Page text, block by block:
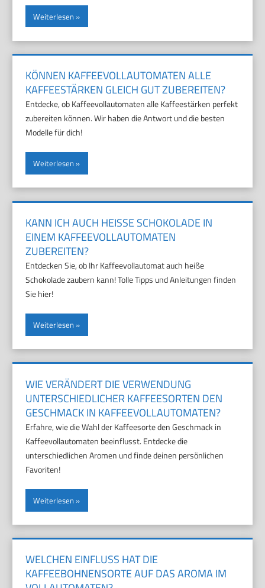
Weiterlesen
KÖNNEN KAFFEEVOLLAUTOMATEN ALLE
KAFFEESTÄRKEN GLEICH GUT ZUBEREITEN?
Entdecke, ob Kaffeevollautomaten alle Kaffeestärken perfekt
zubereiten können. Wir haben die Antwort und die besten
Modelle für dich!
Weiterlesen
KANN ICH AUCH HEISSE SCHOKOLADE IN E
INEM KAFFEEVOLLAUTOMATEN Z
UBEREITEN?
Entdecken Sie, ob Ihr Kaffeevollautomat auch heiße
Schokolade zaubern kann! Tolle Tipps und Anleitungen finden
Sie hier!
Weiterlesen
WIE VERÄNDERT DIE VERWENDUNG
UNTERSCHIEDLICHER KAFFEESORTEN DEN
GESCHMACK IN KAFFEEVOLLAUTOMATEN?
Erfahre, wie die Wahl der Kaffeesorte den Geschmack in
Kaffeevollautomaten beeinflusst. Entdecke die
unterschiedlichen Aromen und finde deinen persönlichen
Favoriten!
Weiterlesen
WELCHEN EINFLUSS HAT DIE
KAFFEEBOHNENSORTE AUF DAS AROMA IM